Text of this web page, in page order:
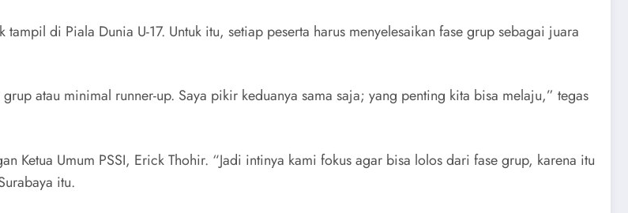
di Piala Dunia U-17. Untuk itu, setiap peserta harus menyelesaikan fase grup sebagai juara
atau minimal runner-up. Saya pikir keduanya sama saja; yang penting kita bisa melaju,” tegas
Ketua Umum PSSI, Erick Thohir. “Jadi intinya kami fokus agar bisa lolos dari fase grup, karena itu
itu.